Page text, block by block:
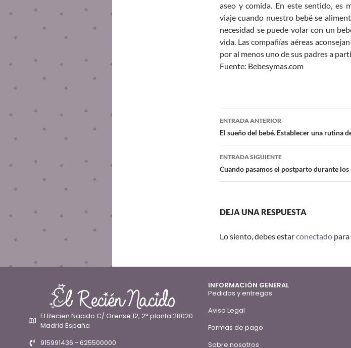
aseo y comida. En este sentido, es
viaje cuando nuestro bebé se
necesidad se puede volar con un
vida. Las compañías aéreas
por al menos uno de sus padres a
Fuente: Bebesymas.com
ENTRADA ANTERIOR
El sueño del bebé. Establecer una rutina
ENTRADA SIGUIENTE
Cuando pasamos el postparto durante los
DEJA UNA RESPUESTA
Lo siento, debes estarconectado
El Recien Nacido C/ Orense 12, 2ª planta 28020
Madrid España
915991436 - 625500000
INFORMACIÓN GENERAL
Pedidos y entregas
Aviso Legal
Formas de pago
Sobre nosotros